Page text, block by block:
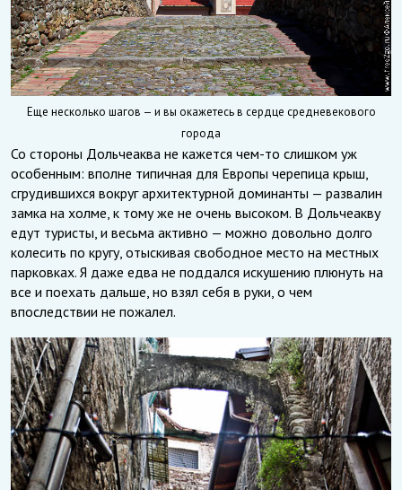
Еще несколько шагов — и вы окажетесь в сердце средневекового
города
Со стороны Дольчеаква не кажется чем-то слишком уж
особенным: вполне типичная для Европы черепица крыш,
сгрудившихся вокруг архитектурной доминанты — развалин
замка на холме, к тому же не очень высоком. В Дольчеакву
едут туристы, и весьма активно — можно довольно долго
колесить по кругу, отыскивая свободное место на местных
парковках. Я даже едва не поддался искушению плюнуть на
все и поехать дальше, но взял себя в руки, о чем
впоследствии не пожалел.